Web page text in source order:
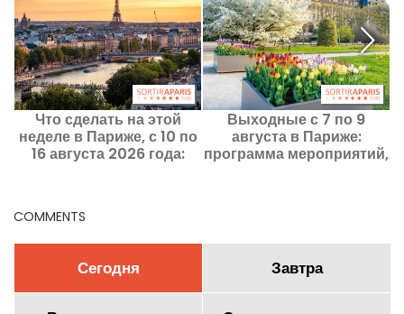
Что сделать на этой
неделе в Париже, с 10 по
16 августа 2026 года:
Выходные с 7 по 9
августа в Париже:
программа мероприятий,
COMMENTS
Сегодня Завтра